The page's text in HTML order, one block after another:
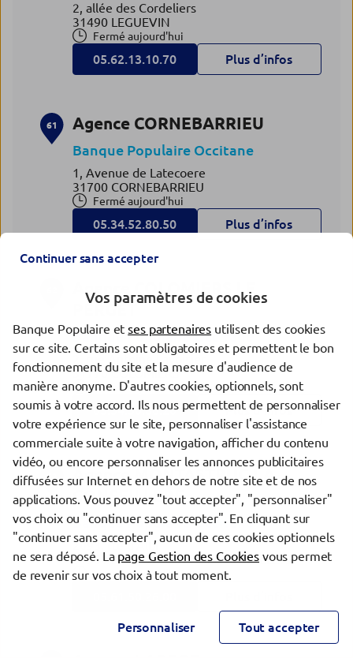
2, allée des Cordeliers
31490 LEGUEVIN
Fermé aujourd'hui
05.62.13.10.70 Plus d’infos
61 Agence CORNEBARRIEU
Banque Populaire Occitane
1, Avenue de Latecoere
31700 CORNEBARRIEU
Fermé aujourd'hui
05.34.52.80.50 Plus d’infos
Agence COLOMIERS LE
PERGET
Banque Populaire Occitane
2, rue Antoine Lavoisier
31770 COLOMIERS
Fermé aujourd'hui
05.34.50.86.20 Plus d’infos
63
Agence MONTASTRUC LA
CONSEILLERE
Banque Populaire Occitane
2093, rte d'Albi
31380 MONTASTRUC LA CONSEILLERE
Fermé aujourd'hui
Continuer sans accepter
Vos paramètres de cookies
Banque Populaire etses partenaires utilisent des cookies
sur ce site. Certains sont obligatoires et permettent le bon
fonctionnement du site et la mesure d'audience de
manière anonyme. D'autres cookies, optionnels, sont
soumis à votre accord. Ils nous permettent de personnaliser
votre expérience sur le site, personnaliser l'assistance
commerciale suite à votre navigation, afficher du contenu
vidéo, ou encore personnaliser les annonces publicitaires
diffusées sur Internet en dehors de notre site et de nos
applications. Vous pouvez "tout accepter", "personnaliser"
vos choix ou "continuer sans accepter". En cliquant sur
"continuer sans accepter", aucun de ces cookies optionnels
ne sera déposé. La page Gestion des Cookiesvous permet
de revenir sur vos choix à tout moment.
Personnaliser Tout accepter